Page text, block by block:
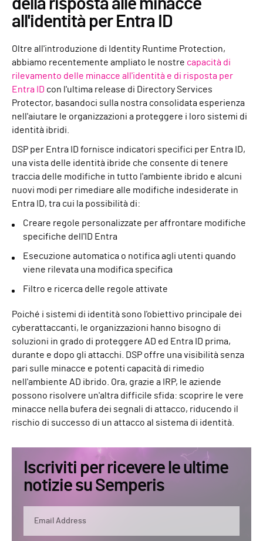
della risposta alle minacce
all'identità per Entra ID
Oltre all'introduzione di Identity Runtime Protection,
abbiamo recentemente ampliato le nostre capacità di
rilevamento delle minacce all'identità e di risposta per
Entra ID con l'ultima release di Directory Services
Protector, basandoci sulla nostra consolidata esperienza
nell'aiutare le organizzazioni a proteggere i loro sistemi di
identità ibridi.
DSP per Entra ID fornisce indicatori specifici per Entra ID,
una vista delle identità ibride che consente di tenere
traccia delle modifiche in tutto l'ambiente ibrido e alcuni
nuovi modi per rimediare alle modifiche indesiderate in
Entra ID, tra cui la possibilità di:
Creare regole personalizzate per affrontare modifiche
specifiche dell'ID Entra
Esecuzione automatica o notifica agli utenti quando
viene rilevata una modifica specifica
Filtro e ricerca delle regole attivate
Poiché i sistemi di identità sono l'obiettivo principale dei
cyberattaccanti, le organizzazioni hanno bisogno di
soluzioni in grado di proteggere AD ed Entra ID prima,
durante e dopo gli attacchi. DSP offre una visibilità senza
pari sulle minacce e potenti capacità di rimedio
nell'ambiente AD ibrido. Ora, grazie a IRP, le aziende
possono risolvere un'altra difficile sfida: scoprire le vere
minacce nella bufera dei segnali di attacco, riducendo il
rischio di successo di un attacco al sistema di identità.
Iscriviti per ricevere le ultime
notizie su Semperis